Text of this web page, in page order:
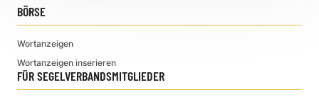
BÖRSE
Wortanzeigen
Wortanzeigen inserieren
FÜR SEGELVERBANDSMITGLIEDER